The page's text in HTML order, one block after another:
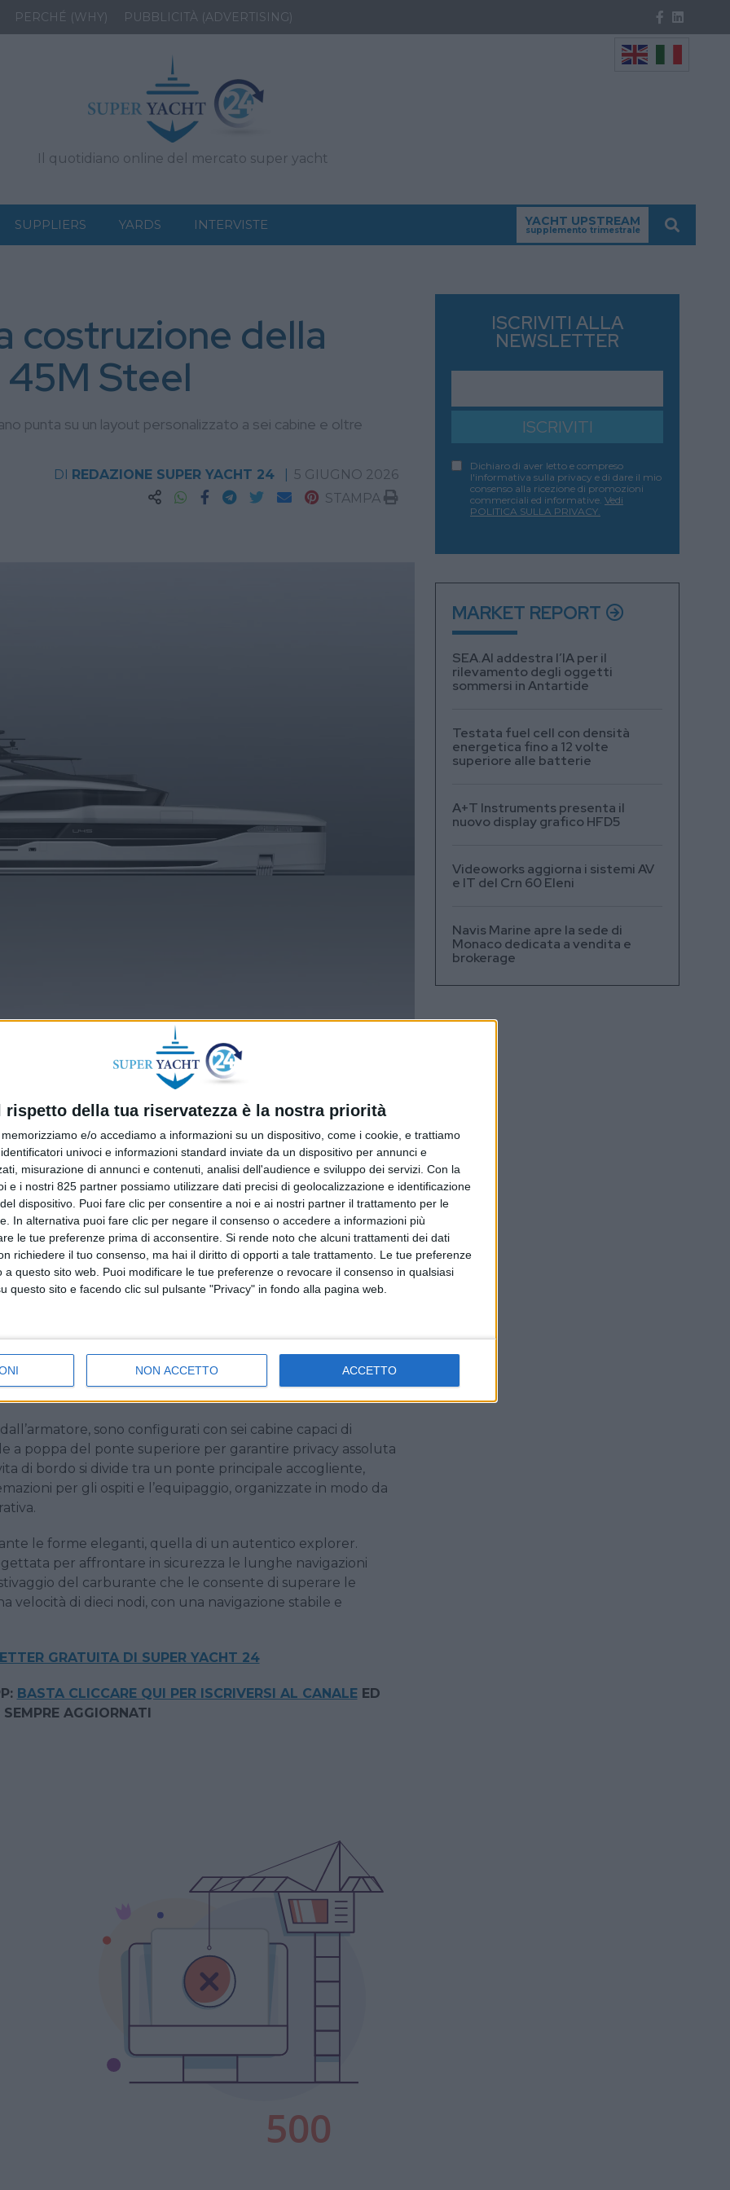
rispetto della tua riservatezza è la nostra priorità
memorizziamo e/o accediamo a informazioni su un dispositivo, come i cookie, e trattiamo
univoci e informazioni standard inviate da un dispositivo per annunci e
misurazione di annunci e contenuti, analisi dell'audience e sviluppo dei servizi. Con la
e i nostri 825 partner possiamo utilizzare dati precisi di geolocalizzazione e identificazione
dispositivo. Puoi fare clic per consentire a noi e ai nostri partner il trattamento per le
In alternativa puoi fare clic per negare il consenso o accedere a informazioni più
le tue preferenze prima di acconsentire. Si rende noto che alcuni trattamenti dei dati
richiedere il tuo consenso, ma hai il diritto di opporti a tale trattamento. Le tue preferenze
a questo sito web. Puoi modificare le tue preferenze o revocare il consenso in qualsiasi
questo sito e facendo clic sul pulsante "Privacy" in fondo alla pagina web.
NON ACCETTO ACCETTO
PERCHÉ (WHY) PUBBLICITÀ (ADVERTISING)
Il quotidiano online del mercato super yacht
SUPPLIERS YARDS INTERVISTE YACHT UPSTREAM
supplemento trimestrale
costruzione della
Steel
punta su un layout personalizzato a sei cabine e oltre
DI REDAZIONE SUPER YACHT 24
5 GIUGNO 2026
STAMPA
cerimonia di impostazione della chiglia per il terzo esemplare
ufficialmente l’inizio dei lavori di costruzione della nave,
prevista per il 2029.
forma la visione progettuale nata dalla collaborazione
Team for Design. L’obiettivo di questo scafo in acciaio e
chi è a bordo con l’ambiente marino circostante. Le
vetrate, oltre all’intento estetico, rispondono alla volontà di
tra interni ed esterni. Anche lo studio dell’illuminazione
i volumi dello yacht quando si trova in rada, creando
all’aria aperta, in particolare nella zona di poppa: l’area è
sul mare che si sviluppa su tre livelli digradanti verso
prendisole e soprattutto di un pozzetto con effetto a sfioro,
di una vista sull’orizzonte completamente libera da
relax anche il fly deck, un ponte di sedici metri attrezzato
sono configurati con sei cabine capaci di
a poppa del ponte superiore per garantire privacy assoluta
di bordo si divide tra un ponte principale accogliente,
per gli ospiti e l’equipaggio, organizzate in modo da
le forme eleganti, quella di un autentico explorer.
per affrontare in sicurezza le lunghe navigazioni
del carburante che le consente di superare le
di dieci nodi, con una navigazione stabile e
GRATUITA DI SUPER YACHT 24
BASTA CLICCARE QUI PER ISCRIVERSI AL CANALEED
SEMPRE AGGIORNATI
ISCRIVITI ALLA
NEWSLETTER
ISCRIVITI
Dichiaro di aver letto e compreso
l'informativa sulla privacy e di dare il mio
consenso alla ricezione di promozioni
commerciali ed informative. Vedi
POLITICA SULLA PRIVACY.
MARKET REPORT
SEA.AI addestra l’IA per il
rilevamento degli oggetti
sommersi in Antartide
Testata fuel cell con densità
energetica fino a 12 volte
superiore alle batterie
A+T Instruments presenta il
nuovo display grafico HFD5
Videoworks aggiorna i sistemi AV
e IT del Crn 60 Eleni
Navis Marine apre la sede di
Monaco dedicata a vendita e
brokerage